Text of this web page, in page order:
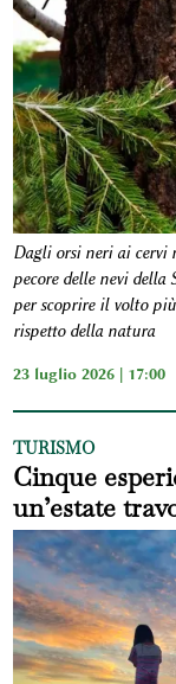
Dagli orsi neri ai cervi
pecore delle nevi della
per scoprire il volto
rispetto della natura
23 luglio 2026 | 17:00
TURISMO
Cinque
un’estate